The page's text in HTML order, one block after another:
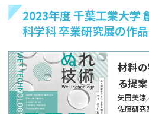
2023年度 千葉工業大学
科学科 卒業研究展の作
材料
る提案
矢田美涼
佐藤研究